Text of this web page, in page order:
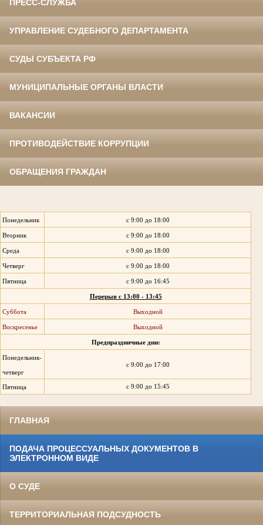
ПРЕСС-СЛУЖБА
УПРАВЛЕНИЕ СУДЕБНОГО ДЕПАРТАМЕНТА
СУДЫ СУБЪЕКТА РФ
МУНИЦИПАЛЬНЫЕ ОРГАНЫ ВЛАСТИ
ВАКАНСИИ
ПРОТИВОДЕЙСТВИЕ КОРРУПЦИИ
ОБРАЩЕНИЯ ГРАЖДАН
Понедельник с 9:00 до 18:00
Вторник с 9:00 до 18:00
Среда с 9:00 до 18:00
Четверг с 9:00 до 18:00
Пятница с 9:00 до 16:45
Перерыв с 13:00 - 13:45
Суббота Выходной
Воскресенье Выходной
Предпраздничные дни:
Понедельник-
четверг
с 9:00 до 17:00
Пятница с 9:00 до 15:45
ГЛАВНАЯ
ПОДАЧА ПРОЦЕССУАЛЬНЫХ ДОКУМЕНТОВ В
ЭЛЕКТРОННОМ ВИДЕ
О СУДЕ
ТЕРРИТОРИАЛЬНАЯ ПОДСУДНОСТЬ